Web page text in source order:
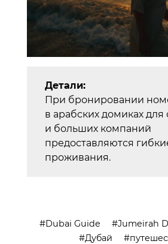
Детали:
При бронировании
в арабских домиках для
и больших компаний
предоставляются
проживания.
Dubai Guide
Jumeirah
Дубай